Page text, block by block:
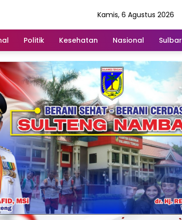
Kamis, 6 Agustus 2026
Politik Kesehatan Nasional Sulbar